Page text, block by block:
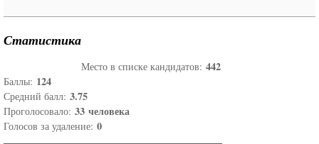
Статистика
Место в списке кандидатов: 442
Баллы: 124
Средний балл: 3.75
Проголосовало: 33 человека
Голосов за удаление: 0